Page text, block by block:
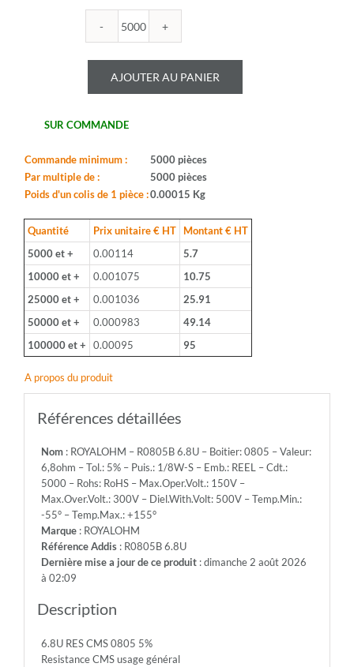
quantité
ROYALOHM
-
R0805B
0805
Valeur:
-
Tol.:
5%
-
Puis.:
1/8W-
S
-
Emb.:
Cdt.:
5000
-
RoHS
-
Max.Oper.Volt.:
150V
-
Max.Over.Volt.:
300V
-
-55°
-
AJOUTER AU PANIER
SUR COMMANDE
Commande minimum :
5000 pièces
Par multiple de :
5000 pièces
Poids d'un colis de 1 pièce :0.00015 Kg
Quantité Prix unitaire € HT
Montant € HT
5000 et +
0.00114
5.7
10000 et +
0.001075
10.75
25000 et +
0.001036
25.91
50000 et +
0.000983
49.14
100000 et +
0.00095 95
A propos du produit
Références détaillées
Nom: ROYALOHM – R0805B 6.8U – Boitier: 0805 – Valeur:
6,8ohm – Tol.: 5% – Puis.: 1/8W-S – Emb.: REEL – Cdt.:
5000 – Rohs: RoHS – Max.Oper.Volt.: 150V –
Max.Over.Volt.: 300V – Diel.With.Volt: 500V – Temp.Min.:
-55° – Temp.Max.: +155°
Marque: ROYALOHM
Référence Addis: R0805B 6.8U
Dernière mise a jour de ce produit: dimanche 2 août 2026
à 02:09
Description
6.8U RES CMS 0805 5%
Resistance CMS usage général